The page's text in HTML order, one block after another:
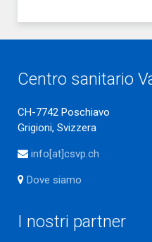
Centro sanitario
CH-7742 Poschiavo
Grigioni, Svizzera
info[at]csvp.ch
Dove siamo
I nostri partner